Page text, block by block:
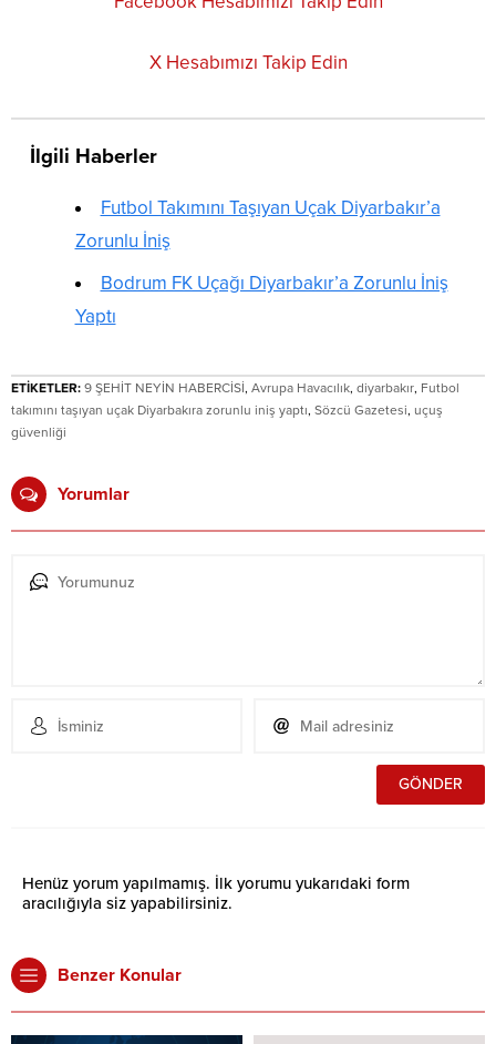
X Hesabımızı Takip Edin
İlgili Haberler
Futbol Takımını Taşıyan Uçak Diyarbakır’a
Zorunlu İniş
Bodrum FK Uçağı Diyarbakır’a Zorunlu İniş
Yaptı
ETİKETLER: 9 ŞEHİT NEYİN HABERCİSİ, Avrupa Havacılık, diyarbakır, Futbol
takımını taşıyan uçak Diyarbakıra zorunlu iniş yaptı, Sözcü Gazetesi, uçuş
güvenliği
Yorumlar
Henüz yorum yapılmamış. İlk yorumu yukarıdaki form
aracılığıyla siz yapabilirsiniz.
Benzer Konular